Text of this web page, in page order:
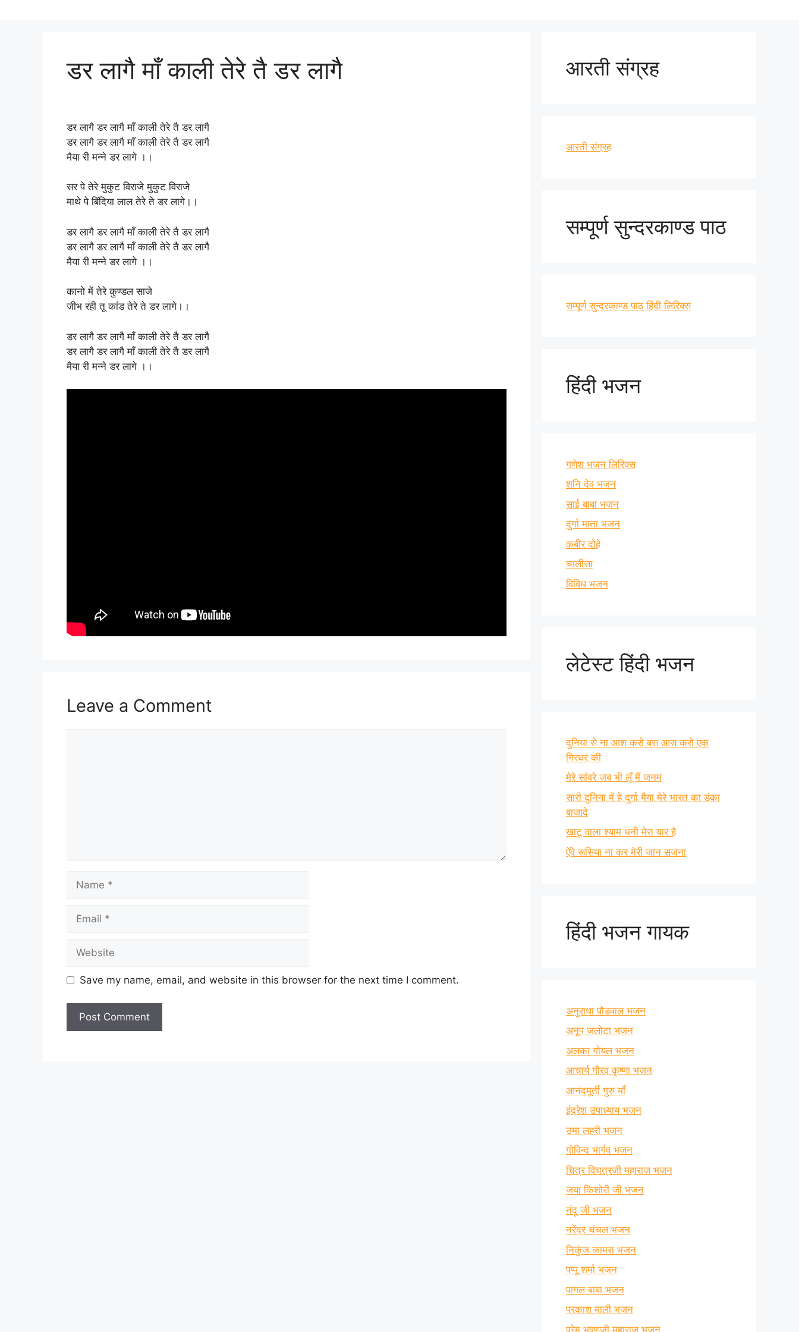
डर लागै माँ काली तेरे तै डर लागै
डर लागै डर लागै माँ काली तेरे तै डर लागै
डर लागै डर लागै माँ काली तेरे तै डर लागै
मैया री मन्ने डर लागे ।।
सर पे तेरे मुकुट विराजे मुकुट विराजे
माथे पे बिंदिया लाल तेरे ते डर लागे।।
डर लागै डर लागै माँ काली तेरे तै डर लागै
डर लागै डर लागै माँ काली तेरे तै डर लागै
मैया री मन्ने डर लागे ।।
कानो में तेरे कुण्डल साजे
जीभ रही तू कांड तेरे ते डर लागे।।
डर लागै डर लागै माँ काली तेरे तै डर लागै
डर लागै डर लागै माँ काली तेरे तै डर लागै
मैया री मन्ने डर लागे ।।
Leave a Comment
Name
Email
Website
Save my name, email, and website in this browser for the next time I comment.
आरती संग्रह
आरती संग्रह
सम्पूर्ण सुन्दरकाण्ड पाठ
सम्पूर्ण सुन्दरकाण्ड पाठ हिंदी लिरिक्स
हिंदी भजन
गणेश भजन लिरिक्स
शनि देव भजन
साई बाबा भजन
दुर्गा माता भजन
कबीर दोहे
चालीसा
विविध भजन
लेटेस्ट हिंदी भजन
दुनिया से ना आश करो बस आस करो एक
गिरधर की
मेरे सांवरे जब भी लूँ मैं जनम
सारी दुनिया में हे दुर्गा मैया मेरे भारत का डंका
बाजादे
खाटू वाला श्याम धनी मेरा यार है
ऐंवे रूसिया ना कर मेरी जान सजना
हिंदी भजन गायक
अनुराधा पौडवाल भजन
अनूप जलोटा भजन
अलका गोयल भजन
आचार्य गौरव कृष्णा भजन
आनंदमूर्ती गुरु माँ
इंद्रेश उपाध्याय भजन
उमा लहरी भजन
गोविन्द भार्गव भजन
चित्र विचत्रजी महाराज भजन
जया किशोरी जी भजन
नंदू जी भजन
नरेंद्र चंचल भजन
निकुंज कामरा भजन
पप्पू शर्मा भजन
पागल बाबा भजन
प्रकाश माली भजन
प्रेम भूषणजी महाराज भजन